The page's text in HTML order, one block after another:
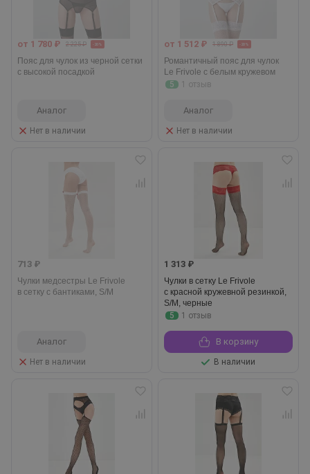
от 1 780 ₽ 2 225 ₽ -20%
Пояс для чулок из черной сетки
с высокой посадкой
Аналог
Нет в наличии
от 1 512 ₽ 1 890 ₽ -20%
Романтичный пояс для чулок
Le Frivole с белым кружевом
5
1 отзыв
Аналог
Нет в наличии
713 ₽
Чулки медсестры Le Frivole
в сетку с бантиками, S/M
Аналог
Нет в наличии
1 313 ₽
Чулки в сетку Le Frivole
с красной кружевной резинкой,
S/M, черные
5
1 отзыв
В корзину
В наличии